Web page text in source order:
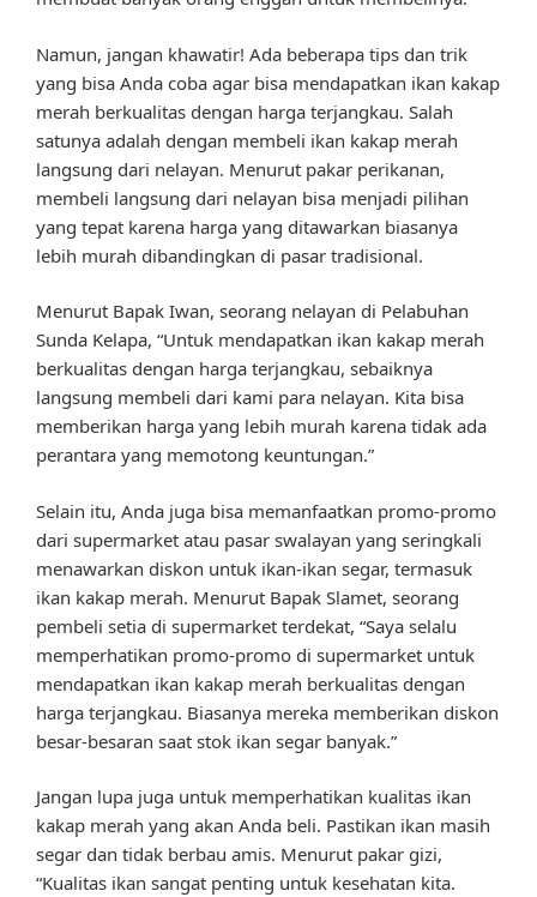
Namun, jangan khawatir! Ada beberapa tips dan trik
yang bisa Anda coba agar bisa mendapatkan ikan kakap
merah berkualitas dengan harga terjangkau. Salah
satunya adalah dengan membeli ikan kakap merah
langsung dari nelayan. Menurut pakar perikanan,
membeli langsung dari nelayan bisa menjadi pilihan
yang tepat karena harga yang ditawarkan biasanya
lebih murah dibandingkan di pasar tradisional.
Menurut Bapak Iwan, seorang nelayan di Pelabuhan
Sunda Kelapa, “Untuk mendapatkan ikan kakap merah
berkualitas dengan harga terjangkau, sebaiknya
langsung membeli dari kami para nelayan. Kita bisa
memberikan harga yang lebih murah karena tidak ada
perantara yang memotong keuntungan.”
Selain itu, Anda juga bisa memanfaatkan promo-promo
dari supermarket atau pasar swalayan yang seringkali
menawarkan diskon untuk ikan-ikan segar, termasuk
ikan kakap merah. Menurut Bapak Slamet, seorang
pembeli setia di supermarket terdekat, “Saya selalu
memperhatikan promo-promo di supermarket untuk
mendapatkan ikan kakap merah berkualitas dengan
harga terjangkau. Biasanya mereka memberikan diskon
besar-besaran saat stok ikan segar banyak.”
Jangan lupa juga untuk memperhatikan kualitas ikan
kakap merah yang akan Anda beli. Pastikan ikan masih
segar dan tidak berbau amis. Menurut pakar gizi,
“Kualitas ikan sangat penting untuk kesehatan kita.